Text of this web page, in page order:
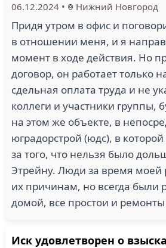
06.12.2024 • Нижний Новгород
Придя утром в офис и
в отношении меня, и я
момент в ходе действия. Но
договор, он работает только
сдельная оплата труда и не
коллеги и участники группы,
на этом же объекте, в
юградорстрой (юдс), в
за того, что нельзя было
Этрейну. Люди за время моей
их причинам, но всегда были
домой, все простои и
Иск удовлетворен о